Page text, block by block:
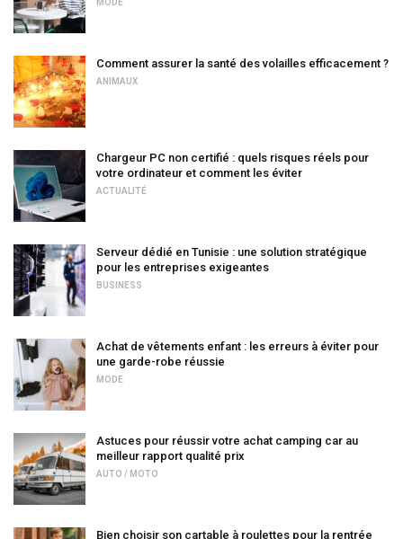
MODE
Comment assurer la santé des volailles efficacement ?
ANIMAUX
Chargeur PC non certifié : quels risques réels pour
votre ordinateur et comment les éviter
ACTUALITÉ
Serveur dédié en Tunisie : une solution stratégique
pour les entreprises exigeantes
BUSINESS
Achat de vêtements enfant : les erreurs à éviter pour
une garde-robe réussie
MODE
Astuces pour réussir votre achat camping car au
meilleur rapport qualité prix
AUTO / MOTO
Bien choisir son cartable à roulettes pour la rentrée